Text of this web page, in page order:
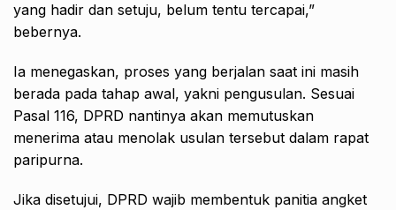
yang hadir dan setuju, belum tentu tercapai,”
bebernya.
Ia menegaskan, proses yang berjalan saat ini masih
berada pada tahap awal, yakni pengusulan. Sesuai
Pasal 116, DPRD nantinya akan memutuskan
menerima atau menolak usulan tersebut dalam rapat
paripurna.
Jika disetujui, DPRD wajib membentuk panitia angket